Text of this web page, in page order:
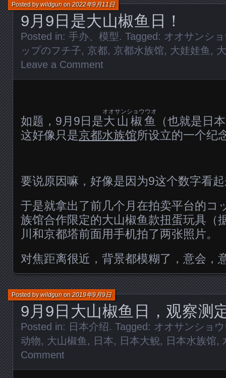
9月9日是大山椒鱼日！
Posted bywildgunon2022年9月11日
Posted in: 手办、模型. Tagged: オオサンシ
ップのフチ子, 京都, 京都水族馆, 大娃娃鱼 ,
Leave a Comment
如题，9月9日是大山椒鱼
オオサンショウウオ
（也就是日
这好像只是京都水族馆所设立的一个纪
要说原因嘛，好像是因为9这个数字看
于是就拿出了前几个月在拍卖平台的コ
族馆合作限定的大山椒鱼款扭蛋玩具（
川和京都塔前面用手机拍了两张照片。
对焦距离很近，背景都模糊了，意会
9月9日大山椒鱼日，观察测
Posted bywildgunon2019年9月9日
Posted in: 日本介绍. Tagged: オオサンショ
动物, 大山椒鱼 , 日本, 日本大鲵, 日本水族馆,
Comment